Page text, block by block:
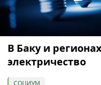
В Баку и
электричество